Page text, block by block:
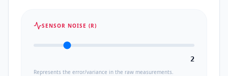
SENSOR NOISE (R)
2
Represents the error/variance in the raw measurements.